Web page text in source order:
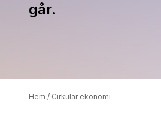
går.
Hem / Cirkulär ekonomi